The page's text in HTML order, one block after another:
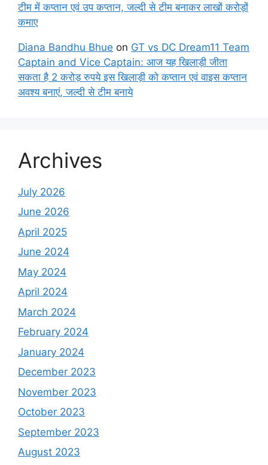
टीम में कप्तान एवं उप कप्तान, जल्दी से टीम बनाकर लाखों करोड़ों
कमाए
Diana Bandhu Bhue on GT vs DC Dream11 Team
Captain and Vice Captain: आज यह खिलाड़ी जीता
सकता है 2 करोड़ रुपये इस खिलाड़ी को कप्तान एवं वाइस कप्तान
अवश्य बनाएं, जल्दी से टीम बनाये
Archives
July 2026
June 2026
April 2025
June 2024
May 2024
April 2024
March 2024
February 2024
January 2024
December 2023
November 2023
October 2023
September 2023
August 2023